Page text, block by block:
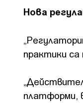
Нова
практики
платформи,